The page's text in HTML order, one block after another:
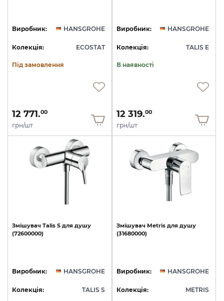
Виробник: HANSGROHE
Колекція: ECOSTAT
Під замовлення
12 771.00
грн/шт
Виробник: HANSGROHE
Колекція: TALIS E
В наявності
12 319.00
грн/шт
Змішувач Talis S для душу
(72600000)
Виробник: HANSGROHE
Колекція: TALIS S
Змішувач Metris для душу
(31680000)
Виробник: HANSGROHE
Колекція: METRIS